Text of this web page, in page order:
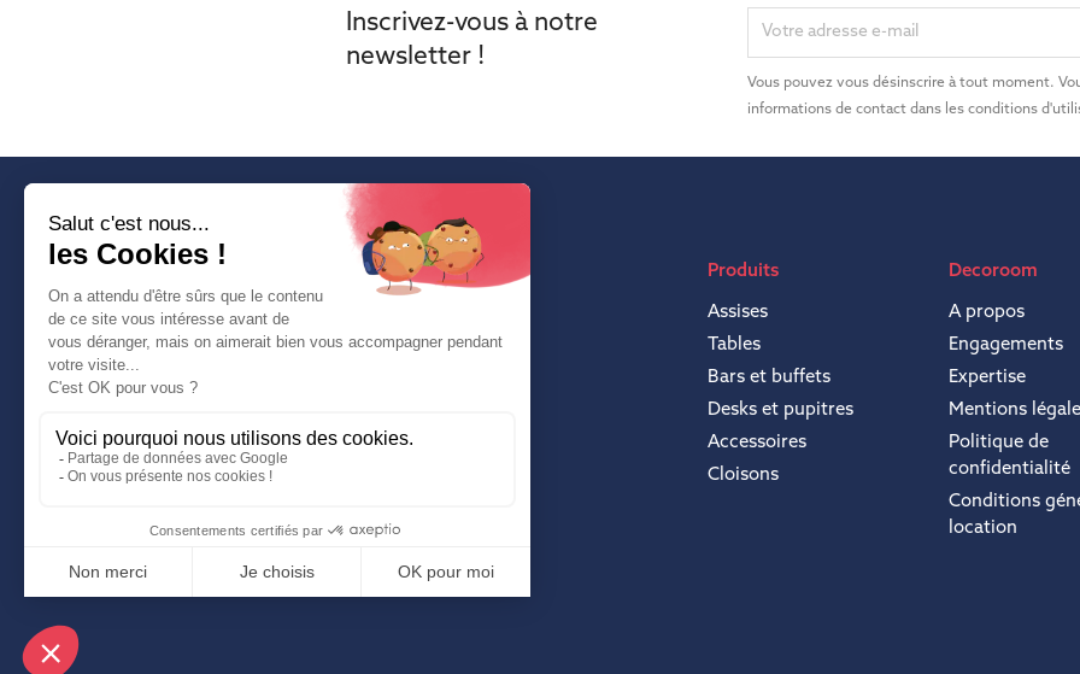
Inscrivez-vous à notre
newsletter !
Vous pouvez vous désinscrire à tout moment.
informations de contact dans les conditions
SUIVEZ-NOUS
Produits
Assises
Tables
Bars et buffets
Desks et pupitres
Accessoires
Cloisons
Decoroom
A propos
Engagements
Expertise
Mentions
Politique de
confidentialité
Conditions
location